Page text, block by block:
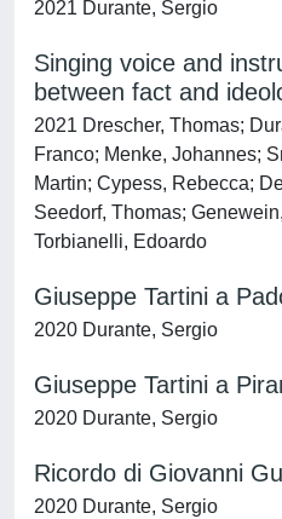
2021 Durante, Sergio
Singing voice and
between fact and
2021 Drescher, Thomas;
Franco; Menke, Johannes;
Martin; Cypess, Rebecca;
Seedorf, Thomas;
Torbianelli, Edoardo
Giuseppe Tartini a
2020 Durante, Sergio
Giuseppe Tartini a
2020 Durante, Sergio
Ricordo di Giovanni
2020 Durante, Sergio